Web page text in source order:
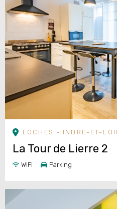
LOCHES - INDRE-ET-
La Tour de Lierre 2
WiFi Parking